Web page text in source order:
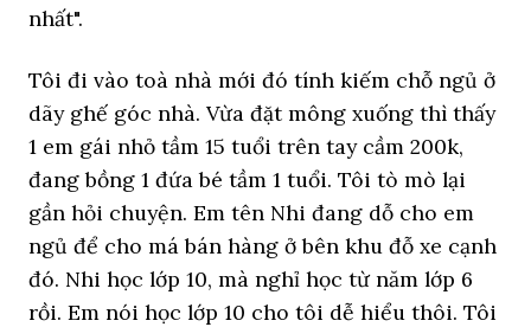
nhất".
Tôi đi vào toà nhà mới đó tính kiếm chỗ ngủ ở
dãy ghế góc nhà. Vừa đặt mông xuống thì thấy
1 em gái nhỏ tầm 15 tuổi trên tay cầm 200k,
đang bồng 1 đứa bé tầm 1 tuổi. Tôi tò mò lại
gần hỏi chuyện. Em tên Nhi đang dỗ cho em
ngủ để cho má bán hàng ở bên khu đỗ xe cạnh
đó. Nhi học lớp 10, mà nghỉ học từ năm lớp 6
rồi. Em nói học lớp 10 cho tôi dễ hiểu thôi. Tôi